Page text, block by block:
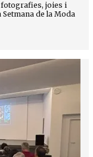
fotografies, joies i
de la Moda